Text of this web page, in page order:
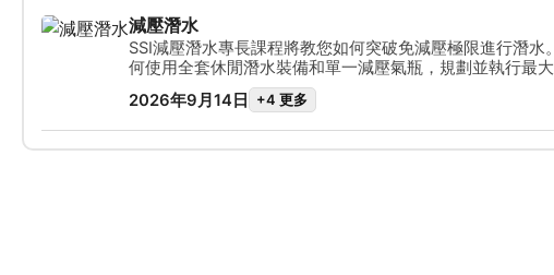
減壓潛水
SSI減壓潛水專長課程將教您如何突破免減壓極限進行潛水
何使用全套休閒潛水裝備和單一減壓氣瓶，規劃並執行最
的有限減壓潛水。您將學習並練習如何有效地使用潛水電腦
包括氣體更換、氣體整合、備用時間和水面停留時間。這些
用將變得得心應手，讓您無需花費數小時進行潛水計劃即
潛水。完成課程後，您將獲得SSI減壓潛水專長證書，並能
2026年9月14日 +4 更多